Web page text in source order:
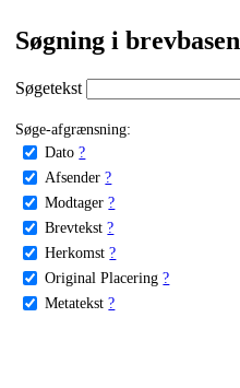
Søgning i brevbasen
Søgetekst
Søge-afgrænsning:
Dato ?
Afsender ?
Modtager ?
Brevtekst ?
Herkomst ?
Original Placering ?
Metatekst ?